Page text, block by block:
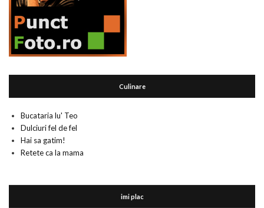
Culinare
Bucataria lu' Teo
Dulciuri fel de fel
Hai sa gatim!
Retete ca la mama
imi plac